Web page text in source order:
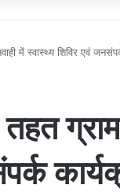
में स्वास्थ्य शिविर एवं